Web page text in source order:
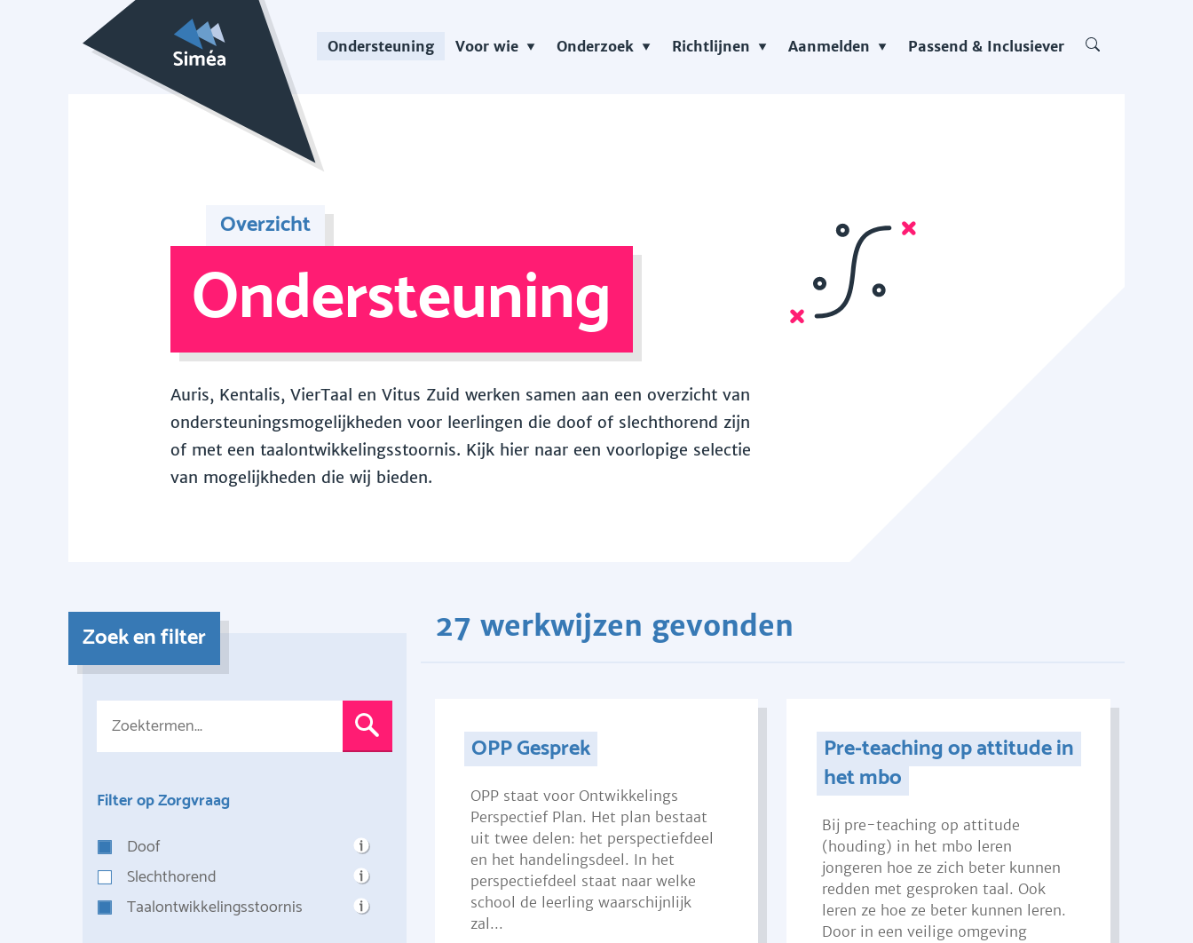
Ondersteuning Voor wie Onderzoek Richtlijnen Aanmelden Passend & Inclusiever
Overzicht
Ondersteuning
Auris, Kentalis, VierTaal en Vitus Zuid werken samen aan een overzicht van
ondersteuningsmogelijkheden voor leerlingen die doof of slechthorend zijn
of met een taalontwikkelingsstoornis. Kijk hier naar een voorlopige selectie
van mogelijkheden die wij bieden.
Zoek en filter
Filter op Zorgvraag
Doof
Slechthorend
Taalontwikkelingsstoornis
27 werkwijzen gevonden
OPP Gesprek
OPP staat voor Ontwikkelings
Perspectief Plan. Het plan bestaat
uit twee delen: het perspectiefdeel
en het handelingsdeel. In het
perspectiefdeel staat naar welke
school de leerling waarschijnlijk
zal...
Pre-teaching op attitude in
het mbo
Bij pre-teaching op attitude
(houding) in het mbo leren
jongeren hoe ze zich beter kunnen
redden met gesproken taal. Ook
leren ze hoe ze beter kunnen leren.
Door in een veilige omgeving